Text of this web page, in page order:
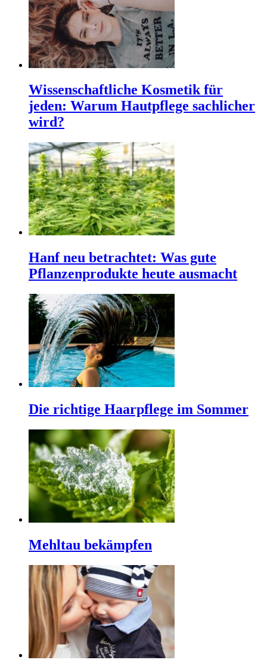
Wissenschaftliche Kosmetik für
jeden: Warum Hautpflege sachlicher
wird?
Hanf neu betrachtet: Was gute
Pflanzenprodukte heute ausmacht
Die richtige Haarpflege im Sommer
Mehltau bekämpfen